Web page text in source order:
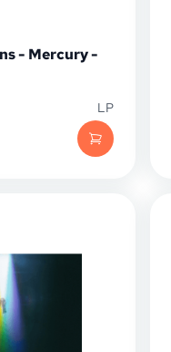
- Mercury -
LP